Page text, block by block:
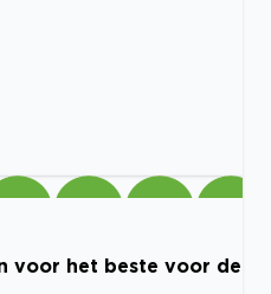
voor het beste voor de